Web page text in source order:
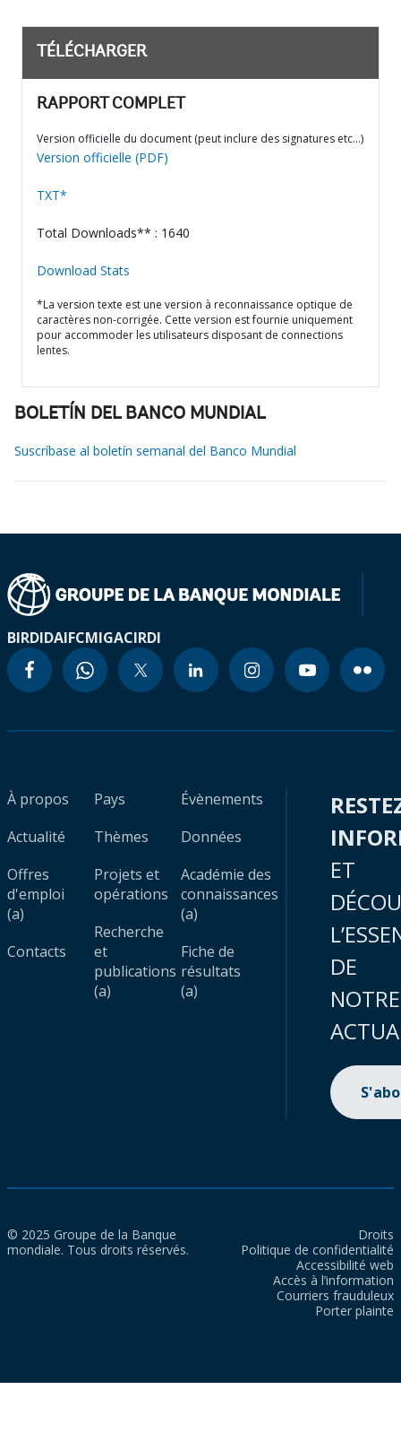
TÉLÉCHARGER
RAPPORT COMPLET
Version officielle du document (peut inclure des signatures etc…)
Version officielle (PDF)
TXT*
Total Downloads** : 1640
Download Stats
*La version texte est une version à reconnaissance optique de
caractères non-corrigée. Cette version est fournie uniquement
pour accommoder les utilisateurs disposant de connections
lentes.
BOLETÍN DEL BANCO MUNDIAL
Suscríbase al boletín semanal del Banco Mundial
BIRDIDAIFCMIGACIRDI
À propos
Actualité
Offres
d'emploi
(a)
Contacts
Pays
Thèmes
Projets et
opérations
Recherche
et
publications
(a)
Évènements
Données
Académie des
connaissances
(a)
Fiche de
résultats
(a)
ET
DE
NOTRE
© 2025 Groupe de la Banque
mondiale. Tous droits réservés.
Droits
Politique de confidentialité
Accessibilité web
Accès à l’information
Courriers frauduleux
Porter plainte